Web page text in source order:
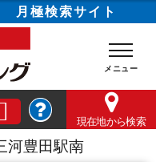
月極検索サイト
現在地から検索
河豊田駅南